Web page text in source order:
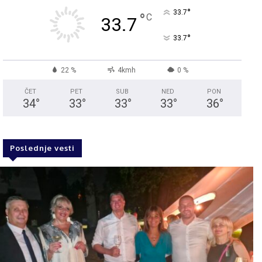
33.7 °C 33.7°
33.7°
22 % 4kmh 0 %
ČET
34°
PET
33°
SUB
33°
NED
33°
PON
36°
Poslednje vesti